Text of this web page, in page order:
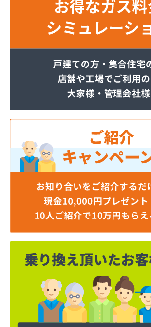
NXエネルギー関東株式会社 前橋支
有限会社金沢石油店
有限会社大島商店
有限会社八高燃料店
両毛丸善株式会社 オートガス
両毛丸善株式会社 館林LPG基地